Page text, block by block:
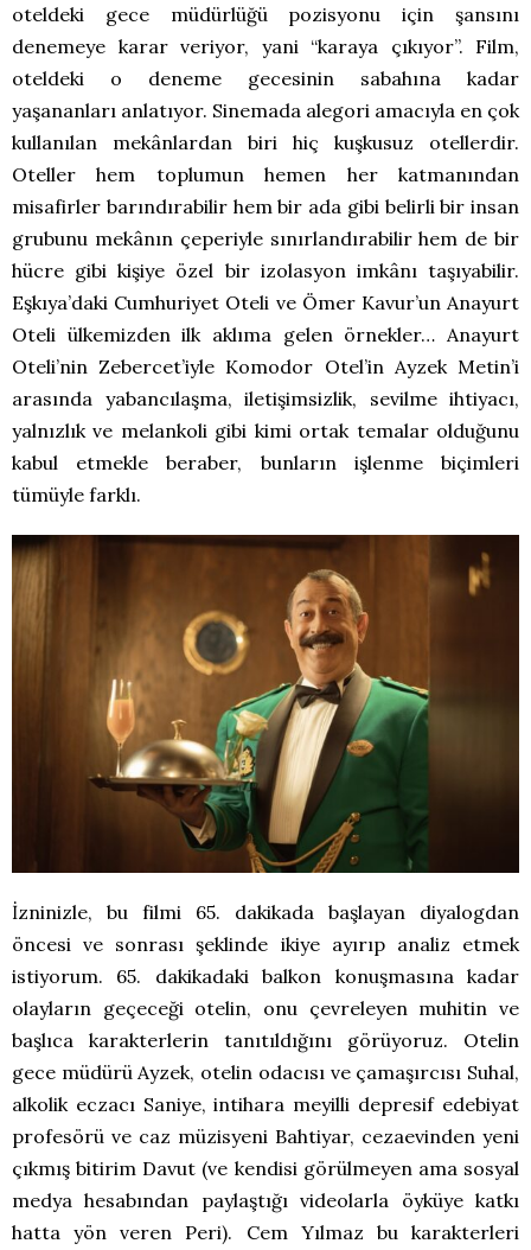
oteldeki gece müdürlüğü pozisyonu için şansını
denemeye karar veriyor, yani “karaya çıkıyor”. Film,
oteldeki o deneme gecesinin sabahına kadar
yaşananları anlatıyor. Sinemada alegori amacıyla en çok
kullanılan mekânlardan biri hiç kuşkusuz otellerdir.
Oteller hem toplumun hemen her katmanından
misafirler barındırabilir hem bir ada gibi belirli bir insan
grubunu mekânın çeperiyle sınırlandırabilir hem de bir
hücre gibi kişiye özel bir izolasyon imkânı taşıyabilir.
Eşkıya’daki Cumhuriyet Oteli ve Ömer Kavur’un Anayurt
Oteli ülkemizden ilk aklıma gelen örnekler… Anayurt
Oteli’nin Zebercet’iyle Komodor Otel’in Ayzek Metin’i
arasında yabancılaşma, iletişimsizlik, sevilme ihtiyacı,
yalnızlık ve melankoli gibi kimi ortak temalar olduğunu
kabul etmekle beraber, bunların işlenme biçimleri
tümüyle farklı.
İzninizle, bu filmi 65. dakikada başlayan diyalogdan
öncesi ve sonrası şeklinde ikiye ayırıp analiz etmek
istiyorum. 65. dakikadaki balkon konuşmasına kadar
olayların geçeceği otelin, onu çevreleyen muhitin ve
başlıca karakterlerin tanıtıldığını görüyoruz. Otelin
gece müdürü Ayzek, otelin odacısı ve çamaşırcısı Suhal,
alkolik eczacı Saniye, intihara meyilli depresif edebiyat
profesörü ve caz müzisyeni Bahtiyar, cezaevinden yeni
çıkmış bitirim Davut (ve kendisi görülmeyen ama sosyal
medya hesabından paylaştığı videolarla öyküye katkı
hatta yön veren Peri). Cem Yılmaz bu karakterleri